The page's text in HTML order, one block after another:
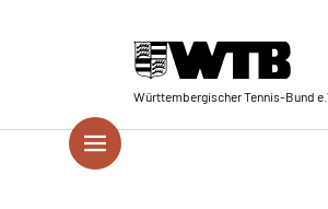
Württembergischer Tennis-Bund